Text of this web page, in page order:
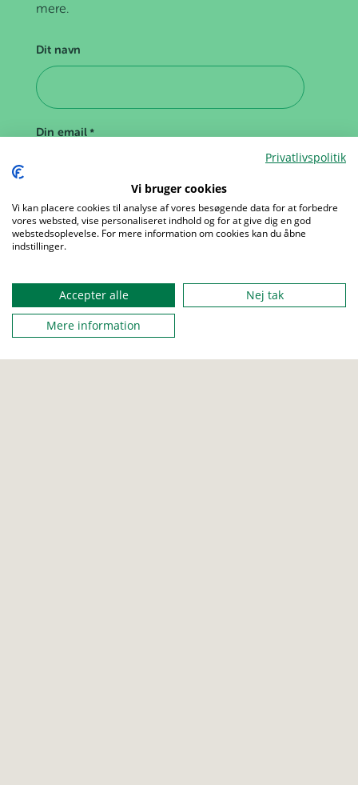
Menu
mere.
Dit navn
Din email *
Privatlivspolitik
Vi bruger cookies
Vi kan placere cookies til analyse af vores besøgende data for at forbedre
vores websted, vise personaliseret indhold og for at give dig en god
webstedsoplevelse. For mere information om cookies kan du åbne
indstillinger.
Accepter alle
Nej tak
Mere information